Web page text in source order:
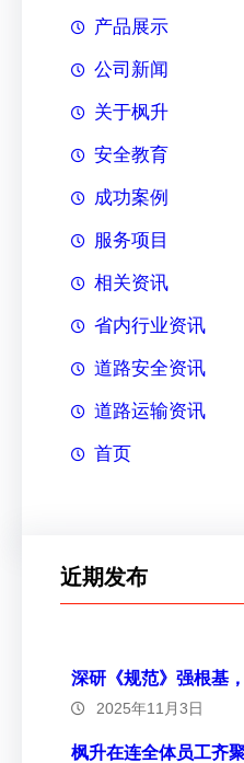
产品展示
公司新闻
关于枫升
安全教育
成功案例
服务项目
相关资讯
省内行业资讯
道路安全资讯
道路运输资讯
首页
近期发布
深研《规范》强根基
2025年11月3日
枫升在连全体员工齐